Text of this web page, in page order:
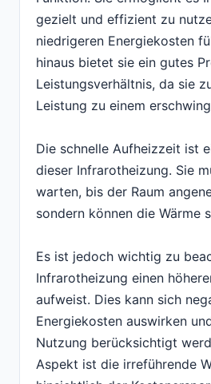
gezielt und effizient zu
niedrigeren Energiekosten
hinaus bietet sie ein gutes
Leistungsverhältnis, da sie
Leistung zu einem
Die schnelle Aufheizzeit ist
dieser Infrarotheizung. Sie
warten, bis der Raum
sondern können die Wärme
Es ist jedoch wichtig zu
Infrarotheizung einen
aufweist. Dies kann sich
Energiekosten auswirken
Nutzung berücksichtigt
Aspekt ist die irreführende